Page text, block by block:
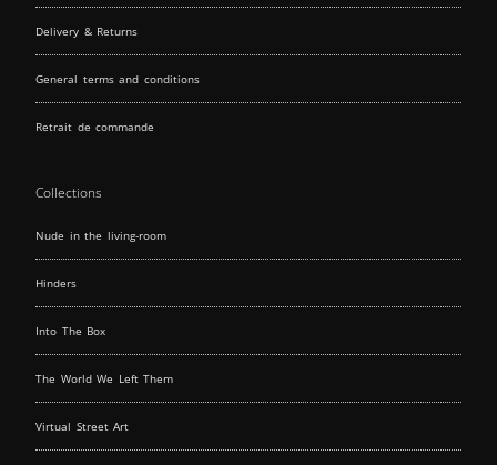
Delivery & Returns
General terms and conditions
Retrait de commande
Collections
Nude in the living-room
Hinders
Into The Box
The World We Left Them
Virtual Street Art